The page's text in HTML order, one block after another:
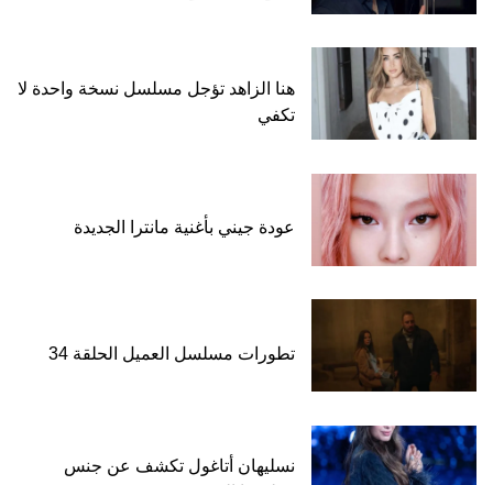
هنا الزاهد تؤجل مسلسل نسخة واحدة لا
تكفي
عودة جيني بأغنية مانترا الجديدة
تطورات مسلسل العميل الحلقة 34
نسليهان أتاغول تكشف عن جنس